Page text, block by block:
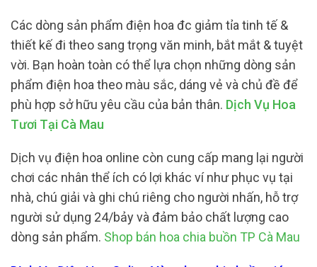
Các dòng sản phẩm điện hoa đc giảm tỉa tinh tế &
thiết kế đi theo sang trọng văn minh, bắt mắt & tuyệt
vời. Bạn hoàn toàn có thể lựa chọn những dòng sản
phẩm điện hoa theo màu sắc, dáng vẻ và chủ đề để
phù hợp sở hữu yêu cầu của bản thân. Dịch Vụ Hoa
Tươi Tại Cà Mau
Dịch vụ điện hoa online còn cung cấp mang lại người
chơi các nhân thể ích có lợi khác ví như phục vụ tại
nhà, chú giải và ghi chú riêng cho người nhấn, hỗ trợ
người sử dụng 24/bảy và đảm bảo chất lượng cao
dòng sản phẩm. Shop bán hoa chia buồn TP Cà Mau